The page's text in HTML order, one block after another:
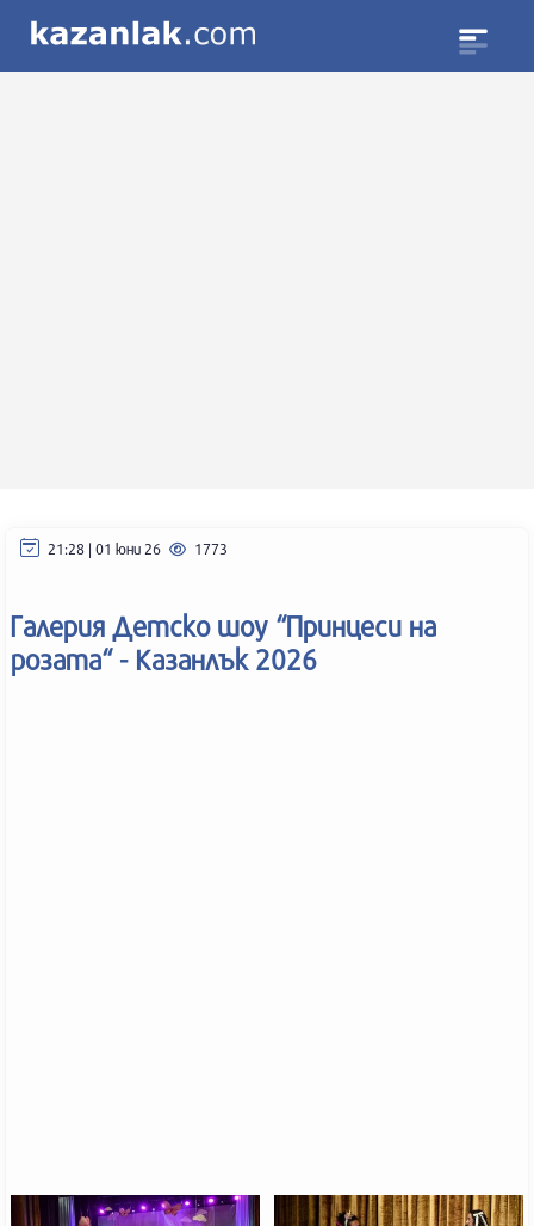
21:28 | 01 юни 26 1773
Галерия Детско шоу “Принцеси на
розата“ - Казанлък 2026